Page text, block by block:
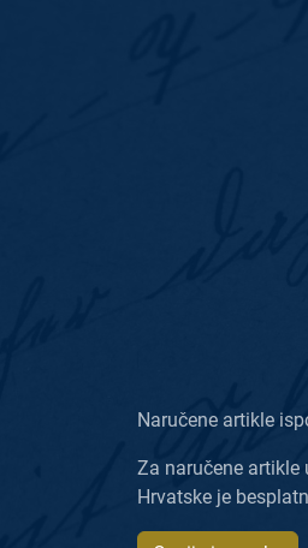
Naručene artikle
Za naručene artikle
Hrvatske je